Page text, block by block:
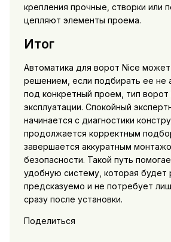
крепления прочные, створки или
цепляют элементы проема.
Итог
Автоматика для ворот Nice
решением, если подбирать ее не
под конкретный проем, тип
эксплуатации. Спокойный
начинается с диагностики
продолжается корректным
завершается аккуратным
безопасности. Такой путь
удобную систему, которая будет
предсказуемо и не потребует
сразу после установки.
Поделиться